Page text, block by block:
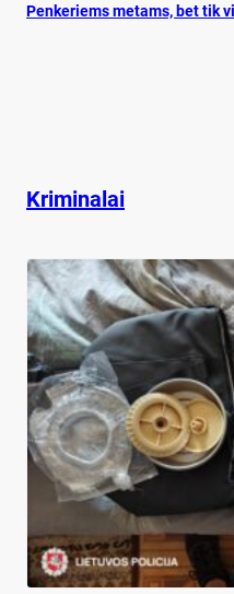
Pen­ke­riems me­tams, bet tik
Kriminalai